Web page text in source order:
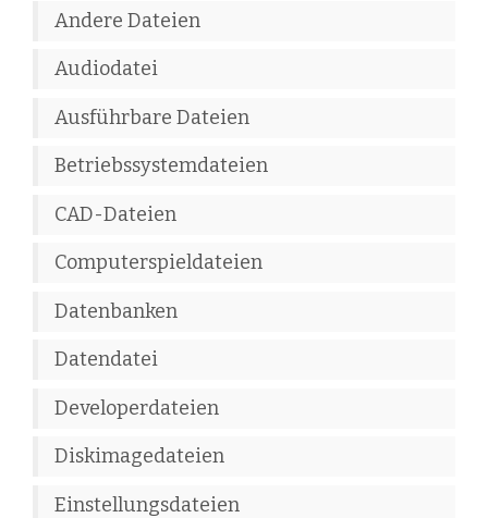
Andere Dateien
Audiodatei
Ausführbare Dateien
Betriebssystemdateien
CAD-Dateien
Computerspieldateien
Datenbanken
Datendatei
Developerdateien
Diskimagedateien
Einstellungsdateien